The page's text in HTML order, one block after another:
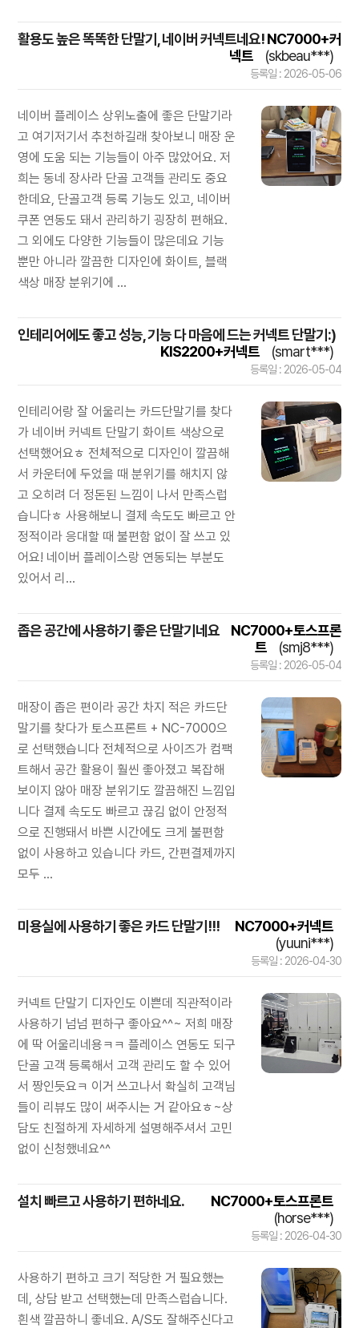
활용도 높은 똑똑한 단말기, 네이버 커넥트네요!NC7000+커
넥트
(skbeau***)
등록일 : 2026-05-06
네이버 플레이스 상위노출에 좋은 단말기라
고 여기저기서 추천하길래 찾아보니 매장 운
영에 도움 되는 기능들이 아주 많았어요. 저
희는 동네 장사라 단골 고객들 관리도 중요
한데요, 단골고객 등록 기능도 있고, 네이버
쿠폰 연동도 돼서 관리하기 굉장히 편해요.
그 외에도 다양한 기능들이 많은데요 기능
뿐만 아니라 깔끔한 디자인에 화이트, 블랙
색상 매장 분위기에 ...
인테리어에도 좋고 성능, 기능 다 마음에 드는 커넥트 단말기:)
KIS2200+커넥트
(smart***)
등록일 : 2026-05-04
인테리어랑 잘 어울리는 카드단말기를 찾다
가 네이버 커넥트 단말기 화이트 색상으로
선택했어요ㅎ 전체적으로 디자인이 깔끔해
서 카운터에 두었을 때 분위기를 해치지 않
고 오히려 더 정돈된 느낌이 나서 만족스럽
습니다ㅎ 사용해보니 결제 속도도 빠르고 안
정적이라 응대할 때 불편함 없이 잘 쓰고 있
어요! 네이버 플레이스랑 연동되는 부분도
있어서 리...
좁은 공간에 사용하기 좋은 단말기네요
NC7000+토스프론
트
(smj8***)
등록일 : 2026-05-04
매장이 좁은 편이라 공간 차지 적은 카드단
말기를 찾다가 토스프론트 + NC-7000으
로 선택했습니다 전체적으로 사이즈가 컴팩
트해서 공간 활용이 훨씬 좋아졌고 복잡해
보이지 않아 매장 분위기도 깔끔해진 느낌입
니다 결제 속도도 빠르고 끊김 없이 안정적
으로 진행돼서 바쁜 시간에도 크게 불편함
없이 사용하고 있습니다 카드, 간편결제까지
모두 ...
미용실에 사용하기 좋은 카드 단말기!!!
NC7000+커넥트
(yuuni***)
등록일 : 2026-04-30
커넥트 단말기 디자인도 이쁜데 직관적이라
사용하기 넘넘 편하구 좋아요^^~ 저희 매장
에 딱 어울리네용ㅋㅋ 플레이스 연동도 되구
단골 고객 등록해서 고객 관리도 할 수 있어
서 짱인듯요ㅋ 이거 쓰고나서 확실히 고객님
들이 리뷰도 많이 써주시는 거 같아요ㅎ~상
담도 친절하게 자세하게 설명해주셔서 고민
없이 신청했네요^^
설치 빠르고 사용하기 편하네요.
NC7000+토스프론트
(horse***)
등록일 : 2026-04-30
사용하기 편하고 크기 적당한 거 필요했는
데, 상담 받고 선택했는데 만족스럽습니다.
흰색 깔끔하니 좋네요. A/S도 잘해주신다고